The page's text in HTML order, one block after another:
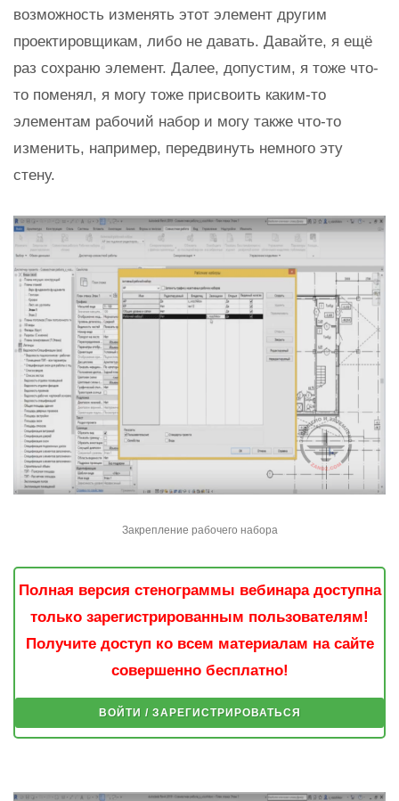
возможность изменять этот элемент другим
проектировщикам, либо не давать. Давайте, я ещё
раз сохраню элемент. Далее, допустим, я тоже что-
то поменял, я могу тоже присвоить каким-то
элементам рабочий набор и могу также что-то
изменить, например, передвинуть немного эту
стену.
Закрепление рабочего набора
Полная версия стенограммы вебинара доступна
только зарегистрированным пользователям!
Получите доступ ко всем материалам на сайте
совершенно бесплатно!
ВОЙТИ / ЗАРЕГИСТРИРОВАТЬСЯ